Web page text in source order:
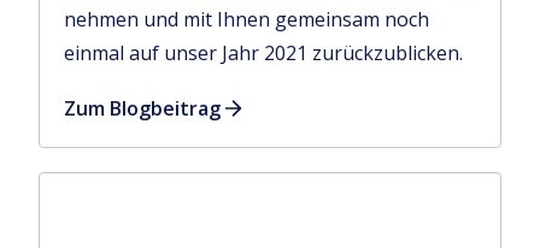
nehmen und mit Ihnen gemeinsam noch
einmal auf unser Jahr 2021 zurückzublicken.
Zum Blogbeitrag